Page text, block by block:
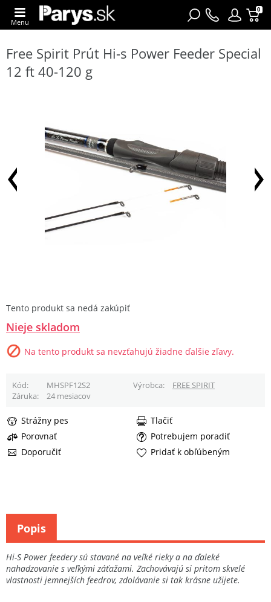
0
Menu
Free Spirit Prút Hi-s Power Feeder Special
12 ft 40-120 g
Tento produkt sa nedá zakúpiť
Nieje skladom
Na tento produkt sa nevzťahujú žiadne ďalšie zľavy.
Kód MHSPF12S2 Výrobca
FREE SPIRIT
Záruka
24 mesiacov
Strážny pes
Porovnať
Potrebujem poradiť
Doporučiť
Tlačiť
Pridať k obľúbeným
Hi-S Power feedery sú stavané na veľké rieky a na ďaleké
nahadzovanie s veľkými záťažami. Zachovávajú si pritom skvelé
vlastnosti jemnejších feedrov, zdolávanie si tak krásne užijete.
Popis